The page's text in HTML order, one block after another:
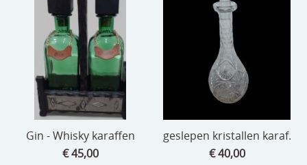
Gin - Whisky karaffen
€ 45,00
geslepen kristallen karaf.
€ 40,00